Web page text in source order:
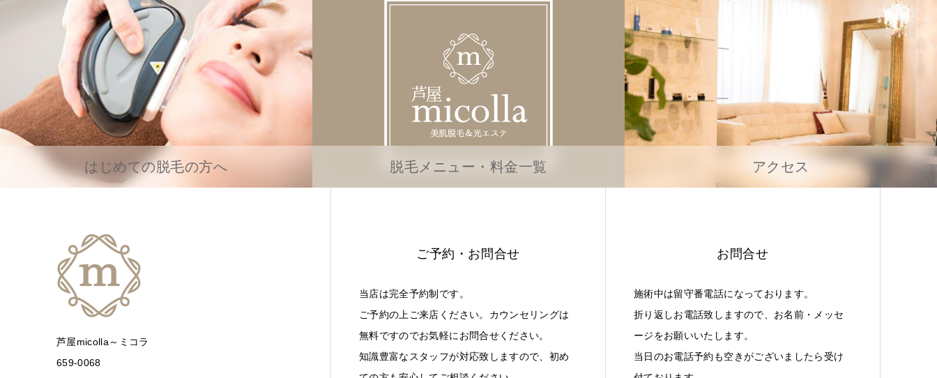
はじめての脱毛の方へ 脱毛メニュー・料金一覧 アクセス
芦屋micolla～ミコラ
659-0068
ご予約・お問合せ
当店は完全予約制です。
ご予約の上ご来店ください。カウンセリングは
無料ですのでお気軽にお問合せください。
知識豊富なスタッフが対応致しますので、初め
お問合せ
施術中は留守番電話になっております。
折り返しお電話致しますので、お名前・メッセ
ージをお願いいたします。
当日のお電話予約も空きがございましたら受け